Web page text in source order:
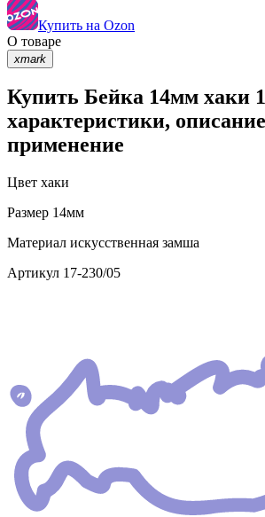
Купить на Ozon
О товаре
xmark
Купить Бейка 14мм хаки
характеристики,
применение
Цвет хаки
Размер 14мм
Материал искусственная замша
Артикул 17-230/05